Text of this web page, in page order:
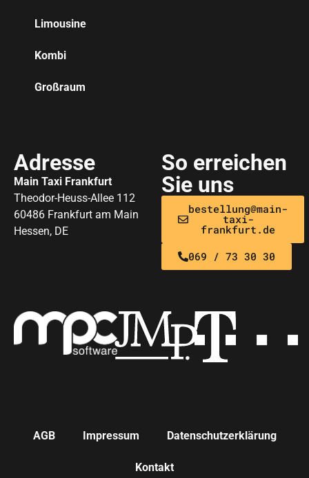
Limousine
Kombi
Großraum
Adresse
Main Taxi Frankfurt
Theodor-Heuss-Allee 112
60486 Frankfurt am Main
Hessen, DE
So erreichen
Sie uns
bestellung@main-
taxi-
frankfurt.de
069 / 73 30 30
AGB Impressum Datenschutzerklärung
Kontakt